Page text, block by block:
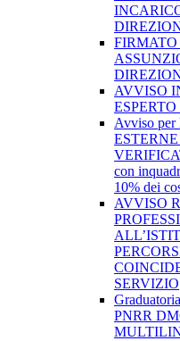
AVVISO
Avviso per
ESTERNE
con
10% dei
AVVISO
SERVIZIO
PNRR